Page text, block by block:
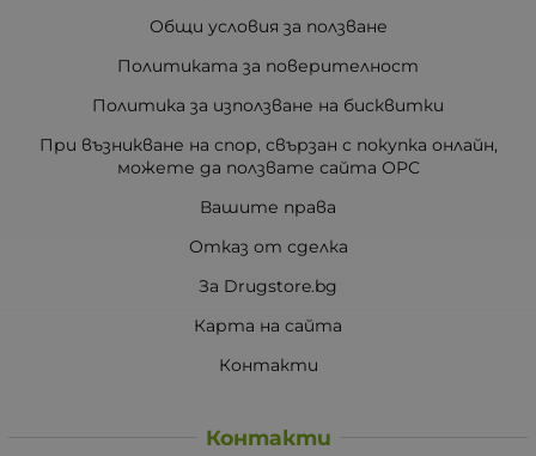
Общи условия за ползване
Политиката за поверителност
Политика за използване на бисквитки
При възникване на спор, свързан с покупка онлайн,
можете да ползвате сайта ОРС
Вашите права
Отказ от сделка
За Drugstore.bg
Карта на сайта
Контакти
Контакти